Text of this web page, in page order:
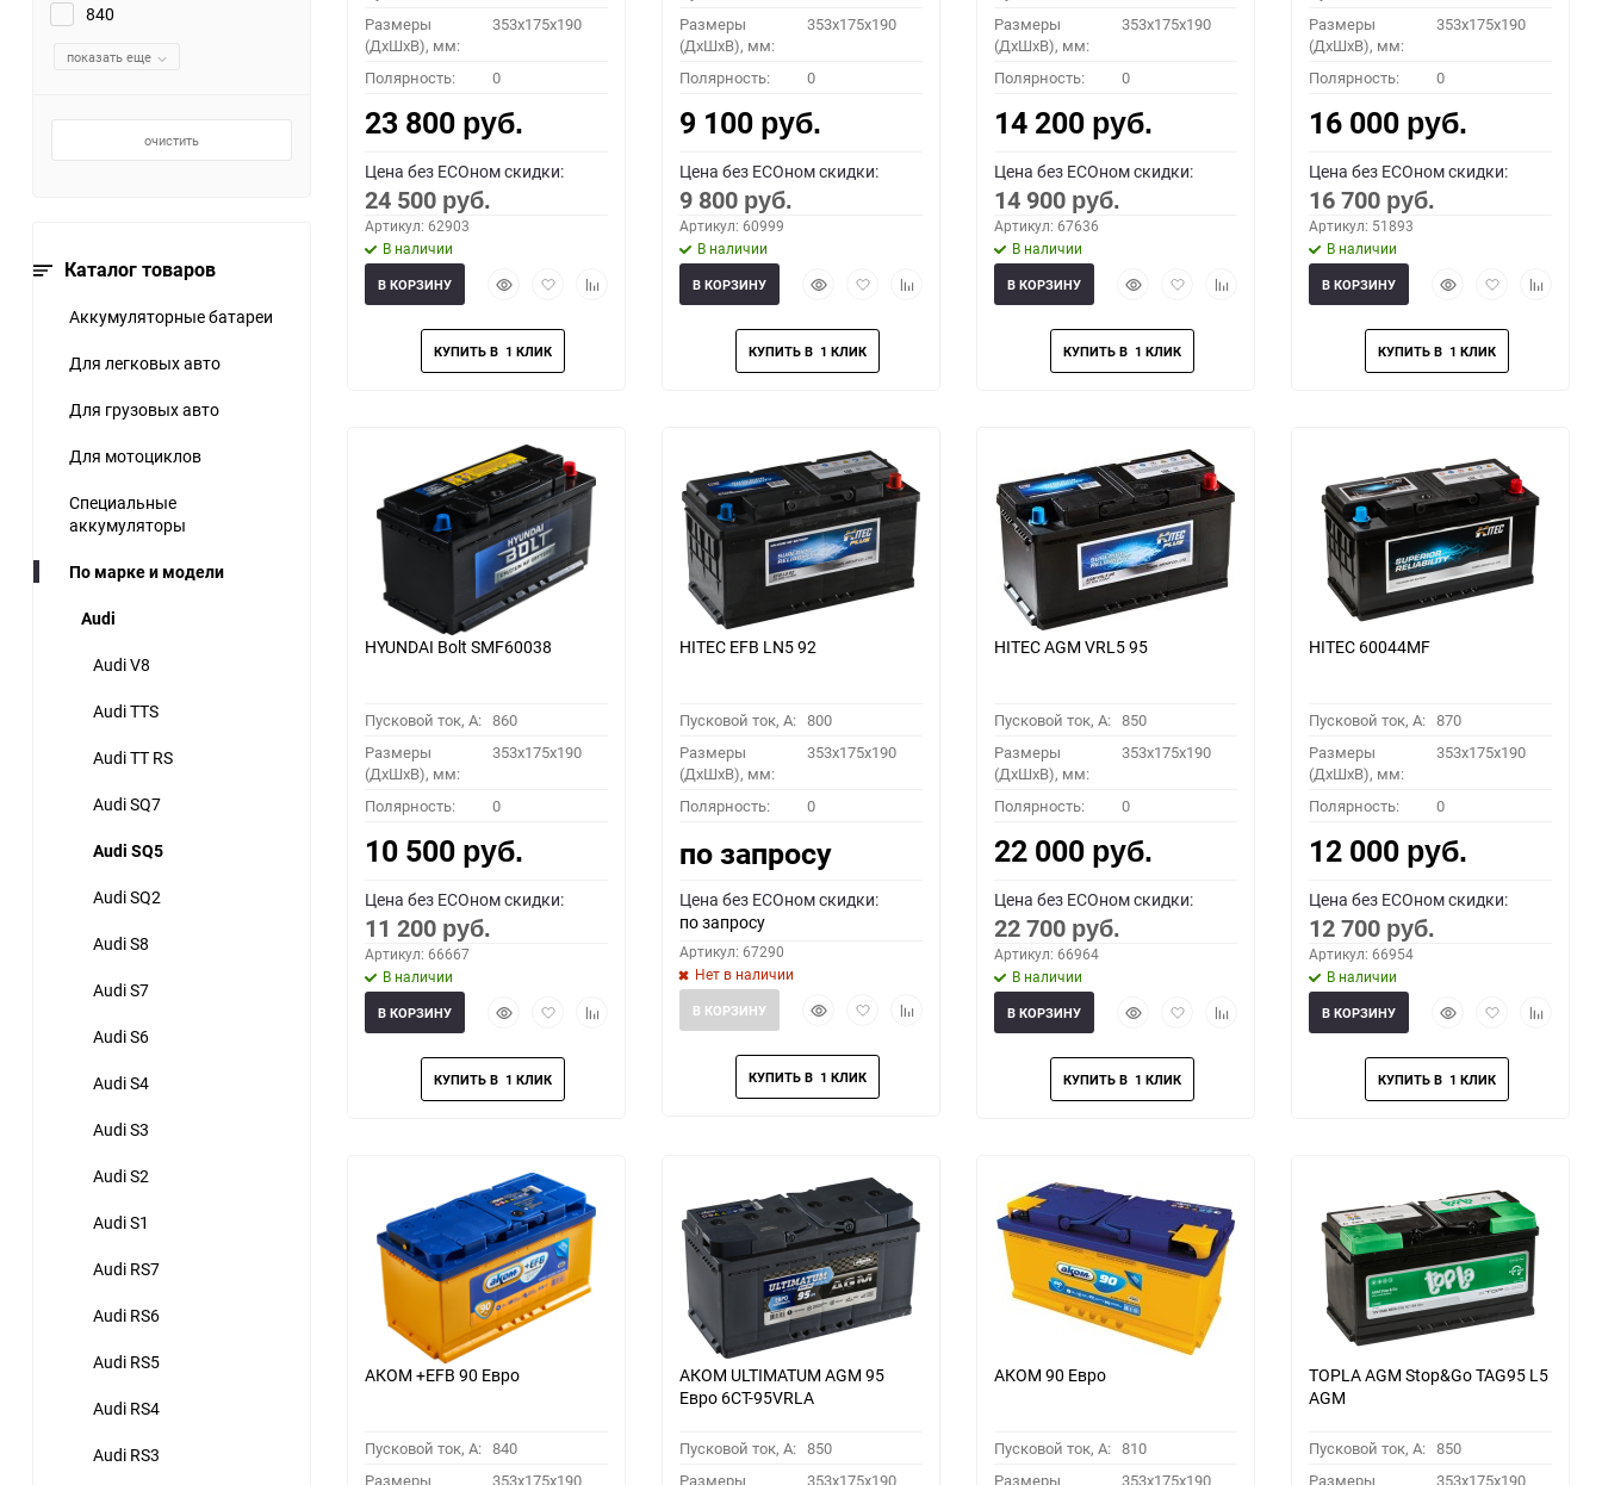
840
показать еще
очистить
Каталог товаров
Аккумуляторные батареи
Для легковых авто
Для грузовых авто
Для мотоциклов
Специальные
аккумуляторы
По марке и модели
Audi
Audi V8
Audi TTS
Audi TT RS
Audi SQ7
Audi SQ5
Audi SQ2
Audi S8
Audi S7
Audi S6
Audi S4
Audi S3
Audi S2
Audi S1
Audi RS7
Audi RS6
Audi RS5
Audi RS4
Audi RS3
Размеры
(ДхШхВ), мм:
353x175x190
Полярность: 0
23 800 руб.
Цена без ECOном скидки:
24 500 руб.
Артикул: 62903
В наличии
БыстрыйДобавить
избранное
Добавить
В КОРЗИНУ
Размеры
(ДхШхВ), мм:
353x175x190
Полярность: 0
9 100 руб.
Цена без ECOном скидки:
9 800 руб.
Артикул: 60999
В наличии
БыстрыйДобавить
избранное
Добавить
В КОРЗИНУ
Размеры
(ДхШхВ), мм:
353x175x190
Полярность: 0
14 200 руб.
Цена без ECOном скидки:
14 900 руб.
Артикул: 67636
В наличии
БыстрыйДобавить
избранное
Добавить
В КОРЗИНУ
Размеры
(ДхШхВ), мм:
353x175x190
Полярность: 0
16 000 руб.
Цена без ECOном скидки:
16 700 руб.
Артикул: 51893
В наличии
БыстрыйДобавить
избранное
Добавить
В КОРЗИНУ
HYUNDAI Bolt SMF60038
Пусковой ток, A: 860
Размеры
(ДхШхВ), мм:
353x175x190
Полярность: 0
10 500 руб.
Цена без ECOном скидки:
11 200 руб.
Артикул: 66667
В наличии
БыстрыйДобавить
избранное
Добавить
В КОРЗИНУ
HITEC EFB LN5 92
Пусковой ток, A: 800
Размеры
(ДхШхВ), мм:
353x175x190
Полярность: 0
по запросу
Цена без ECOном скидки:
по запросу
Артикул: 67290
Нет в наличии
БыстрыйДобавить
избранное
Добавить
В КОРЗИНУ
HITEC AGM VRL5 95
Пусковой ток, A: 850
Размеры
(ДхШхВ), мм:
353x175x190
Полярность: 0
22 000 руб.
Цена без ECOном скидки:
22 700 руб.
Артикул: 66964
В наличии
БыстрыйДобавить
избранное
Добавить
В КОРЗИНУ
HITEC 60044MF
Пусковой ток, A: 870
Размеры
(ДхШхВ), мм:
353x175x190
Полярность: 0
12 000 руб.
Цена без ECOном скидки:
12 700 руб.
Артикул: 66954
В наличии
БыстрыйДобавить
избранное
Добавить
В КОРЗИНУ
АКОМ +EFB 90 Евро
Пусковой ток, A: 840
АКОМ ULTIMATUM AGM 95
Евро 6СТ-95VRLA
Пусковой ток, A: 850
АКОМ 90 Евро
Пусковой ток, A: 810
TOPLA AGM Stop&Go TAG95 L5
AGM
Пусковой ток, A: 850